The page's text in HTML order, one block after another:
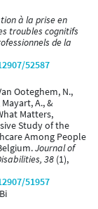
à la prise en
troubles cognitifs
de la
52587
Ooteghem, N.,
Mayart, A., &
Matters,
Study of the
Among People
Journal of
38 (1),
51957